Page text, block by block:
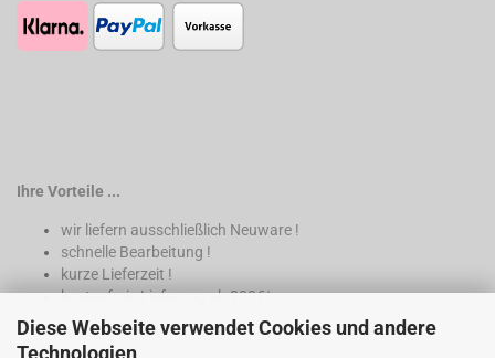
Diese Webseite verwendet Cookies und andere
Technologien
Ihre Vorteile ...
wir liefern ausschließlich Neuware !
schnelle Bearbeitung !
kurze Lieferzeit !
kostenfreie Lieferung ab 200€*
* nur innerhalb Deutschland